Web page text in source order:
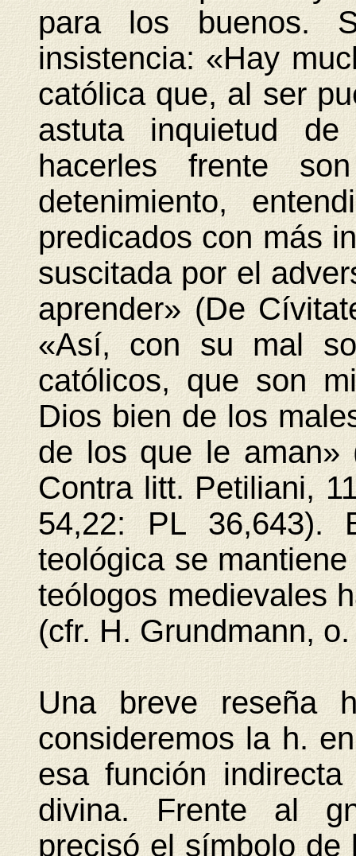
para los buenos.
insistencia: «Hay
católica que, al ser
astuta inquietud
hacerles frente
detenimiento,
predicados con más
suscitada por el
aprender» (De
«Así, con su mal
católicos, que son
Dios bien de los
de los que le aman»
Contra litt. Petiliani,
54,22: PL 36,643).
teológica se
teólogos medievales
(cfr. H. Grundmann,
Una breve reseña
consideremos la h.
esa función
divina. Frente al
precisó el símbolo